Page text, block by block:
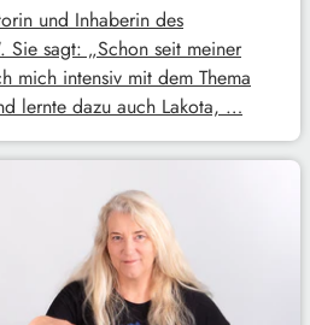
und Inhaberin des
Sie sagt: „Schon seit meiner
mich intensiv mit dem Thema
lernte dazu auch Lakota, …